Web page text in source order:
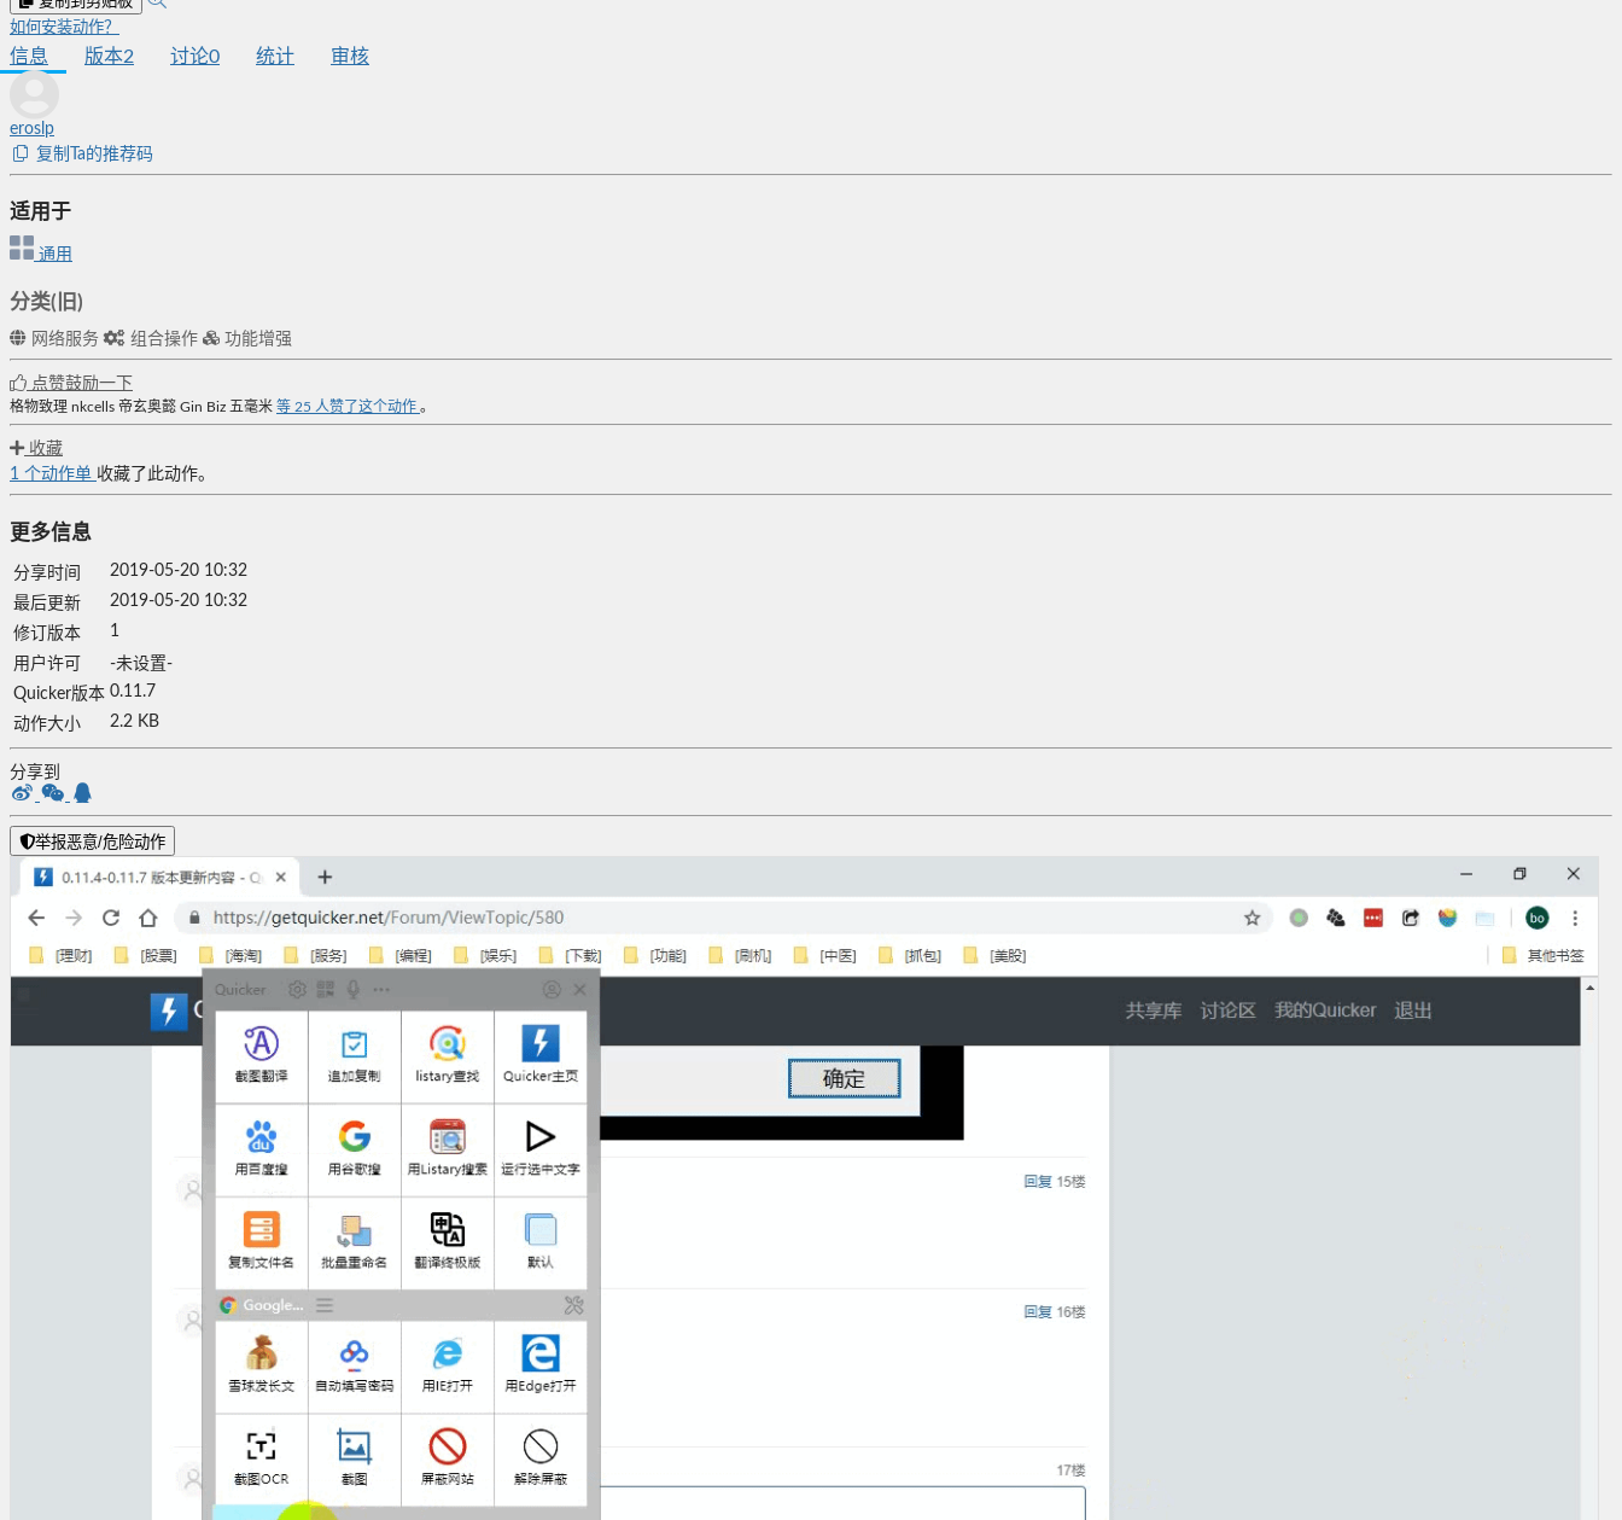
如何安装动作？
信息 版本2 讨论0 统计 审核
eroslp
复制Ta的推荐码
适用于
通用
分类(旧)
网络服务 组合操作 功能增强
点赞鼓励一下
格物致理 nkcells 帝玄奥懿 Gin Biz 五毫米 等 25 人赞了这个动作 。
收藏
1 个动作单 收藏了此动作。
更多信息
分享时间
2019-05-20 10:32
最后更新
2019-05-20 10:32
修订版本
1
用户许可
-未设置-
Quicker版本 0.11.7
动作大小
2.2 KB
分享到
举报恶意/危险动作